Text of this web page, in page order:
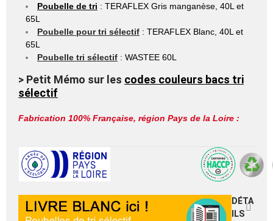
Poubelle de tri : TERAFLEX Gris manganèse, 40L et
65L
Poubelle pour tri sélectif : TERAFLEX Blanc, 40L et
65L
Poubelle tri sélectif : WASTEE 60L
> Petit Mémo sur les codes couleurs bacs tri
sélectif
Fabrication 100% Française, région Pays de la Loire :
DÉTA
ILS